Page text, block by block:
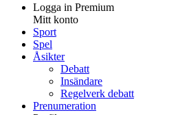
Logga in Premium
Mitt konto
Sport
Spel
Åsikter
Debatt
Insändare
Regelverk debatt
Prenumeration